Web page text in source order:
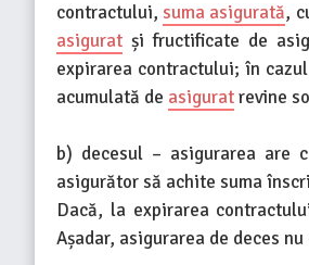
contractului, suma asigurată,
asigurat și fructificate de
expirarea contractului; în
acumulată de asiguratrevine
b) decesul – asigurarea are
asigurător să achite suma
Dacă, la expirarea
Așadar, asigurarea de deces